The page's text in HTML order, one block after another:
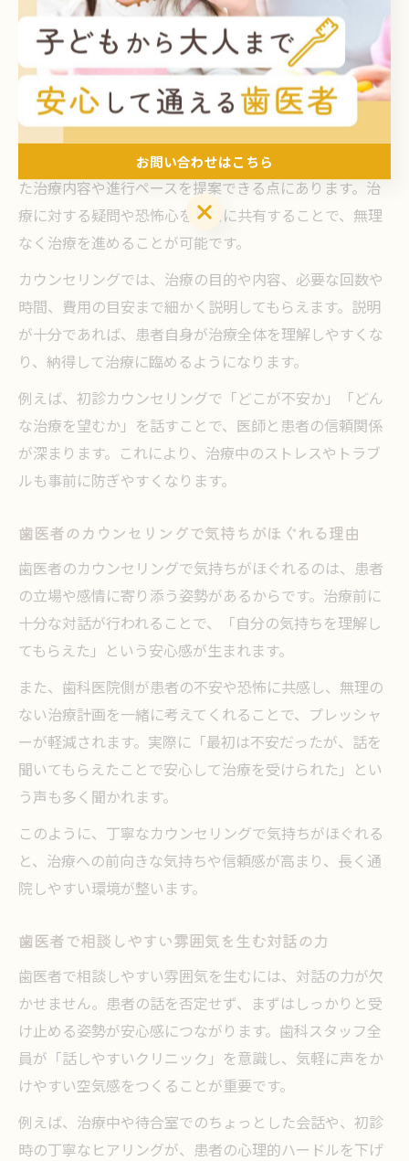
す。結果として、治療への信頼感が高まり、通院への負
担も軽減されます。
不安解消に役立つ歯医者カウンセリングの特徴
歯医者のカウンセリングが不安解消に役立つ理由は、患
者の気持ちや希望を丁寧に聞き取り、一人ひとりに合っ
た治療内容や進行ペースを提案できる点にあります。治
療に対する疑問や恐怖心を事前に共有することで、無理
なく治療を進めることが可能です。
カウンセリングでは、治療の目的や内容、必要な回数や
時間、費用の目安まで細かく説明してもらえます。説明
が十分であれば、患者自身が治療全体を理解しやすくな
り、納得して治療に臨めるようになります。
例えば、初診カウンセリングで「どこが不安か」「どん
な治療を望むか」を話すことで、医師と患者の信頼関係
が深まります。これにより、治療中のストレスやトラブ
ルも事前に防ぎやすくなります。
歯医者のカウンセリングで気持ちがほぐれる理由
歯医者のカウンセリングで気持ちがほぐれるのは、患者
の立場や感情に寄り添う姿勢があるからです。治療前に
十分な対話が行われることで、「自分の気持ちを理解し
てもらえた」という安心感が生まれます。
また、歯科医院側が患者の不安や恐怖に共感し、無理の
ない治療計画を一緒に考えてくれることで、プレッシャ
ーが軽減されます。実際に「最初は不安だったが、話を
聞いてもらえたことで安心して治療を受けられた」とい
う声も多く聞かれます。
このように、丁寧なカウンセリングで気持ちがほぐれる
と、治療への前向きな気持ちや信頼感が高まり、長く通
院しやすい環境が整います。
歯医者で相談しやすい雰囲気を生む対話の力
歯医者で相談しやすい雰囲気を生むには、対話の力が欠
かせません。患者の話を否定せず、まずはしっかりと受
け止める姿勢が安心感につながります。歯科スタッフ全
員が「話しやすいクリニック」を意識し、気軽に声をか
けやすい空気感をつくることが重要です。
例えば、治療中や待合室でのちょっとした会話や、初診
時の丁寧なヒアリングが、患者の心理的ハードルを下げ
お問い合わせはこちら
お問い合わせはこちら